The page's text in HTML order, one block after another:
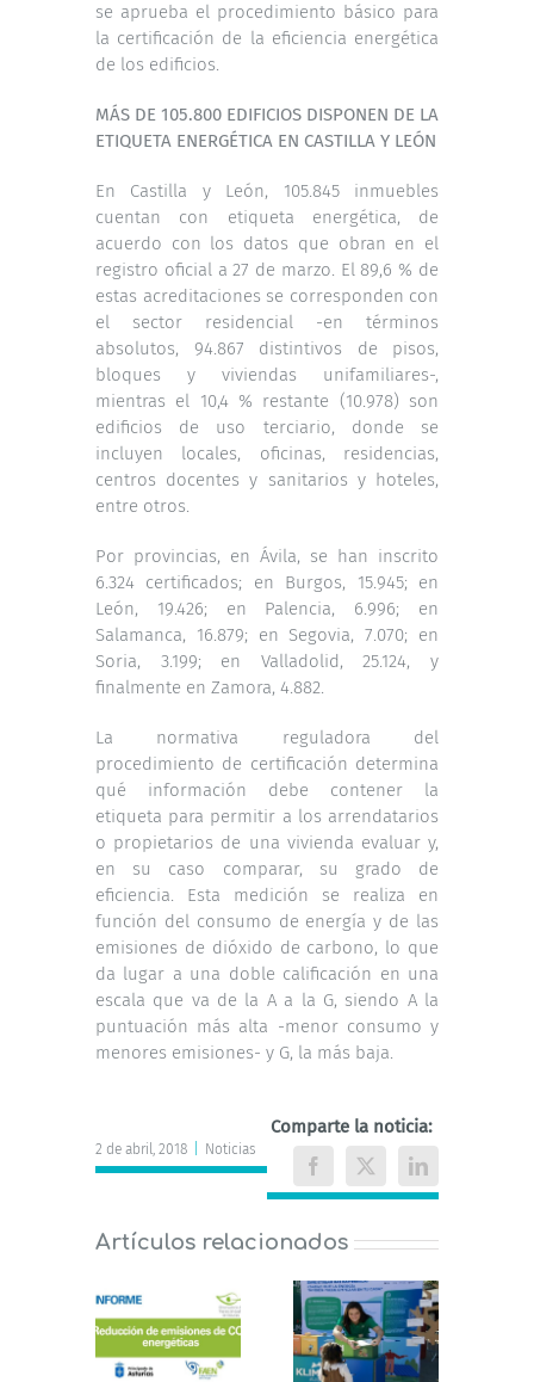
se aprueba el procedimiento básico para
la certificación de la eficiencia energética
de los edificios.
MÁS DE 105.800 EDIFICIOS DISPONEN DE LA
ETIQUETA ENERGÉTICA EN CASTILLA Y LEÓN
En Castilla y León, 105.845 inmuebles
cuentan con etiqueta energética, de
acuerdo con los datos que obran en el
registro oficial a 27 de marzo. El 89,6 % de
estas acreditaciones se corresponden con
el sector residencial -en términos
absolutos, 94.867 distintivos de pisos,
bloques y viviendas unifamiliares-,
mientras el 10,4 % restante (10.978) son
edificios de uso terciario, donde se
incluyen locales, oficinas, residencias,
centros docentes y sanitarios y hoteles,
entre otros.
Por provincias, en Ávila, se han inscrito
6.324 certificados; en Burgos, 15.945; en
León, 19.426; en Palencia, 6.996; en
Salamanca, 16.879; en Segovia, 7.070; en
Soria, 3.199; en Valladolid, 25.124, y
finalmente en Zamora, 4.882.
La normativa reguladora del
procedimiento de certificación determina
qué información debe contener la
etiqueta para permitir a los arrendatarios
o propietarios de una vivienda evaluar y,
en su caso comparar, su grado de
eficiencia. Esta medición se realiza en
función del consumo de energía y de las
emisiones de dióxido de carbono, lo que
da lugar a una doble calificación en una
escala que va de la A a la G, siendo A la
puntuación más alta -menor consumo y
menores emisiones- y G, la más baja.
2 de abril, 2018 Noticias
Comparte la noticia:
Facebook
X LinkedIn
Artículos relacionados